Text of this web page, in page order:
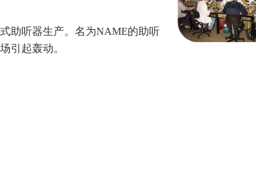
助听器生产。名为NAME的助听
引起轰动。